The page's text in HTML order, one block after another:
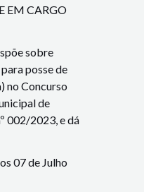
EM CARGO
sobre
posse de
no Concurso
de
002/2023, e dá
07 de Julho